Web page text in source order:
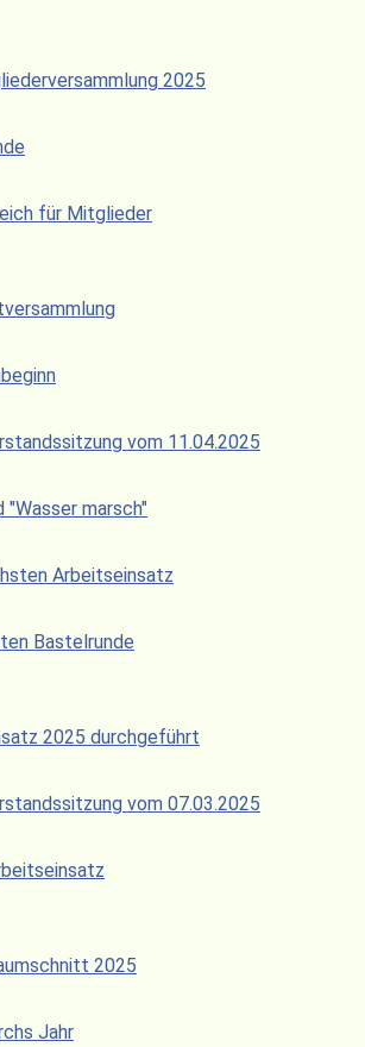
2025
für Mitglieder
vom 11.04.2025
"Wasser marsch"
Arbeitseinsatz
Bastelrunde
2025 durchgeführt
vom 07.03.2025
2025
Jahr